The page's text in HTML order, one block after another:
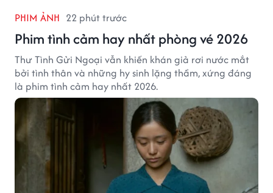
PHIM ẢNH 22 phút trước
Phim tình cảm hay nhất phòng vé 2026
Thư Tình Gửi Ngoại vẫn khiến khán giả rơi nước mắt
bởi tình thân và những hy sinh lặng thầm, xứng đáng
là phim tình cảm hay nhất 2026.